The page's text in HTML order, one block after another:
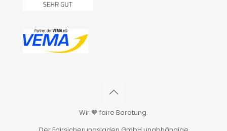
Wir 🧡 faire Beratung.